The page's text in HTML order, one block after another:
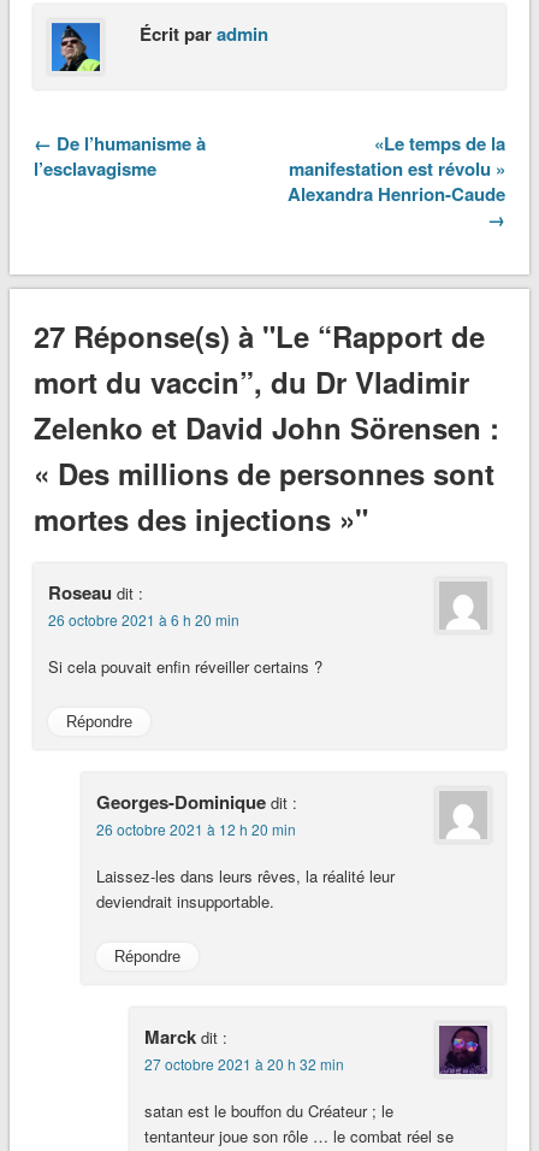
Écrit paradmin
← De l’humanisme à
l’esclavagisme
«Le temps de la
manifestation est révolu »
Alexandra Henrion-Caude
→
27 Réponse(s) à "Le “Rapport de
mort du vaccin”, du Dr Vladimir
Zelenko et David John Sörensen :
« Des millions de personnes sont
mortes des injections »"
Roseau dit :
26 octobre 2021 à 6 h 20 min
Si cela pouvait enfin réveiller certains ?
Répondre
Georges-Dominique dit :
26 octobre 2021 à 12 h 20 min
Laissez-les dans leurs rêves, la réalité leur
deviendrait insupportable.
Répondre
Marck dit :
27 octobre 2021 à 20 h 32 min
satan est le bouffon du Créateur ; le
tentanteur joue son rôle … le combat réel se